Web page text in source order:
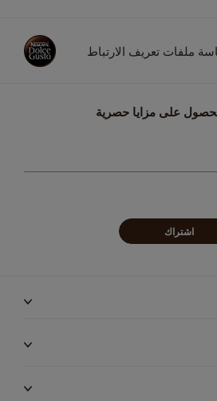
ملفات تعريف الارتباط
على مزايا حصرية
اشتراك